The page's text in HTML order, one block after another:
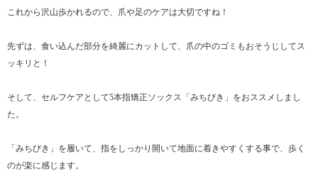
これから沢山歩かれるので、爪や足のケアは大切ですね！
先ずは、食い込んだ部分を綺麗にカットして、爪の中のゴミもおそうじしてス
ッキリと！
そして、セルフケアとして5本指矯正ソックス「みちびき」をおススメしまし
た。
「みちびき」を履いて、指をしっかり開いて地面に着きやすくする事で、歩く
のが楽に感じます。